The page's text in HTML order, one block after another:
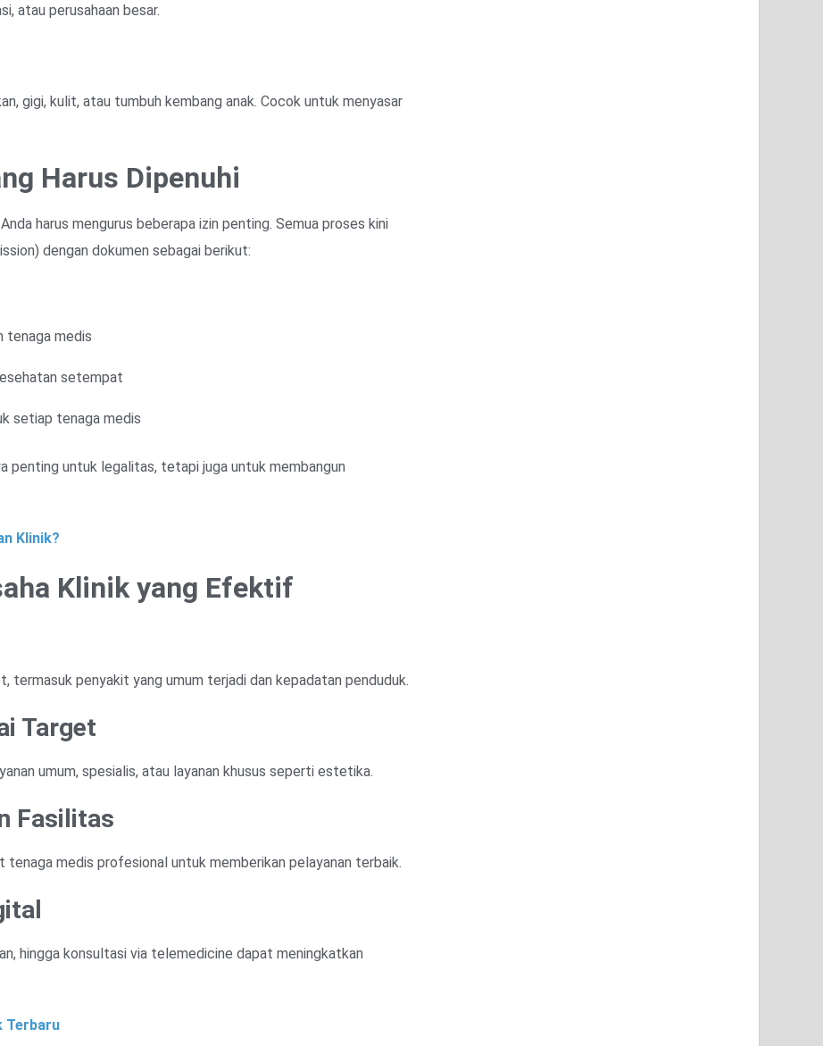
atau perusahaan besar.
gigi, kulit, atau tumbuh kembang anak. Cocok untuk menyasar
Harus Dipenuhi
harus mengurus beberapa izin penting. Semua proses kini
dengan dokumen sebagai berikut:
tenaga medis
setempat
setiap tenaga medis
penting untuk legalitas, tetapi juga untuk membangun
Klinik?
Klinik yang Efektif
termasuk penyakit yang umum terjadi dan kepadatan penduduk.
Target
umum, spesialis, atau layanan khusus seperti estetika.
Fasilitas
tenaga medis profesional untuk memberikan pelayanan terbaik.
hingga konsultasi via telemedicine dapat meningkatkan
Terbaru